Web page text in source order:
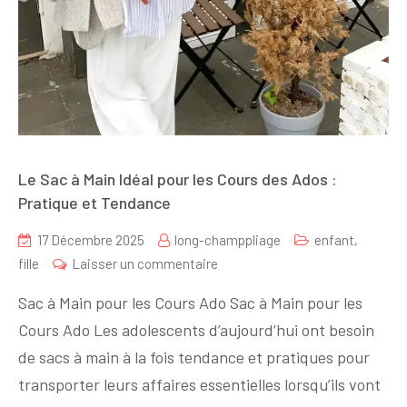
Le Sac à Main Idéal pour les Cours des Ados :
Pratique et Tendance
17 Décembre 2025 long-champpliage enfant,
fille
Laisser un commentaire
Sac
à
Main
Idéal
Sac à Main pour les Cours Ado Sac à Main pour les
Cours Ado Les adolescents d’aujourd’hui ont besoin
de sacs à main à la fois tendance et pratiques pour
transporter leurs affaires essentielles lorsqu’ils vont